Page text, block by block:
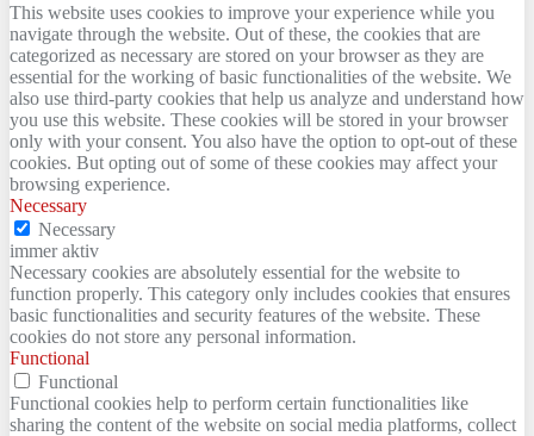
This website uses cookies to improve your experience while you
navigate through the website. Out of these, the cookies that are
categorized as necessary are stored on your browser as they are
essential for the working of basic functionalities of the website. We
also use third-party cookies that help us analyze and understand how
you use this website. These cookies will be stored in your browser
only with your consent. You also have the option to opt-out of these
cookies. But opting out of some of these cookies may affect your
browsing experience.
Necessary
Necessary
immer aktiv
Necessary cookies are absolutely essential for the website to
function properly. This category only includes cookies that ensures
basic functionalities and security features of the website. These
cookies do not store any personal information.
Functional
Functional
Functional cookies help to perform certain functionalities like
sharing the content of the website on social media platforms, collect